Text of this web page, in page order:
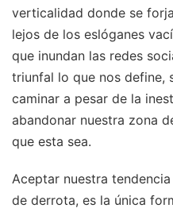
verticalidad donde se
lejos de los eslóganes
que inundan las redes
triunfal lo que nos define,
caminar a pesar de la
abandonar nuestra zona
que esta sea.
Aceptar nuestra
de derrota, es la única